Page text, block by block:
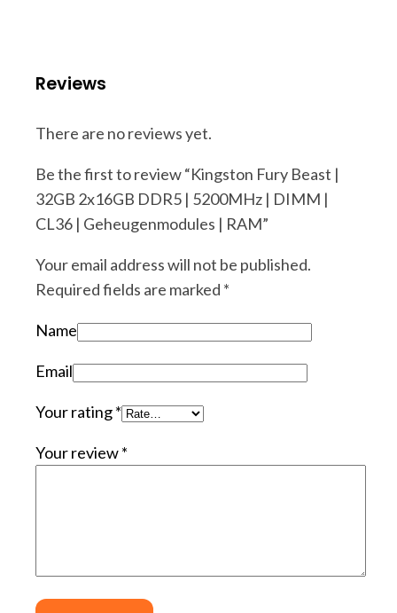
Reviews
There are no reviews yet.
Be the first to review “Kingston Fury Beast |
32GB 2x16GB DDR5 | 5200MHz | DIMM |
CL36 | Geheugenmodules | RAM”
Your email address will not be published.
Required fields are marked *
Name
Email
Your rating*
Your review*